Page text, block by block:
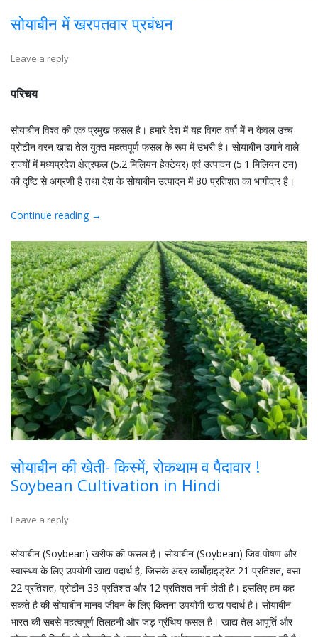
सोयाबीन में खरपतवार प्रबंधन
Leave a reply
परिचय
सोयाबीन विश्व की एक प्रमुख फसल है। हमारे देश में यह विगत वर्षो में न केवल उच्च
प्रोटीन वरन खाद्य तेल युक्त महत्वपूर्ण फसल के रूप में उभरी है। सोयाबीन उगाने वाले
राज्यों में मध्यप्रदेश क्षेत्रफल (5.2 मिलियन हेक्टेयर) एवं उत्पादन (5.1 मिलियन टन)
की दृष्टि से अग्रणी है तथा देश के सोयाबीन उत्पादन में 80 प्रतिशत का भागीदार है।
Continue reading →
सोयाबीन की खेती- किस्में, रोकथाम व पैदावार !
Soybean Cultivation in Hindi
Leave a reply
सोयाबीन (Soybean) खरीफ की फसल है। सोयाबीन (Soybean) जिव पोषण और
स्वास्थ्य के लिए उपयोगी खाद्य पदार्थ है, जिसके अंदर कार्बोहाइड्रेट 21 प्रतिशत, वसा
22 प्रतिशत, प्रोटीन 33 प्रतिशत और 12 प्रतिशत नमी होती है। इसलिए हम कह
सकते है की सोयाबीन मानव जीवन के लिए कितना उपयोगी खाद्य पदार्थ है। सोयाबीन
भारत की सबसे महत्वपूर्ण तिलहनी और जड़ ग्रंथिय फसल है। खाद्य तेल आपूर्ति और